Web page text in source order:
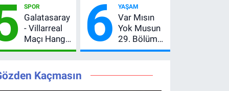
Gram Altın
İçin 6.350
TL Uyarısı,
Yıl Sonu
Beklentisi
Değiştirdi:
Muhtemel
Aşk,
MasterChef'i
Geride
SPOR
Galatasaray
- Villarreal
Maçı Hangi
Kanalda?
Maçı Ne
Zaman, Saat
6 YAŞAM
Var Mısın
Yok Musun
29. Bölüm
Ne Zaman?
Kaçmasın